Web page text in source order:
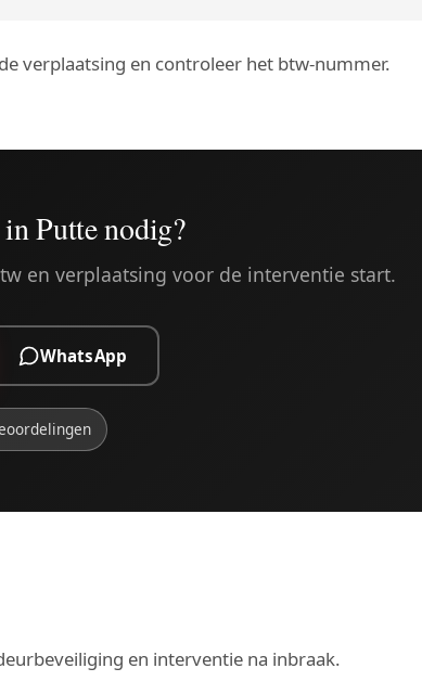
verplaatsing en controleer het btw-nummer.
Putte nodig?
en verplaatsing voor de interventie start.
WhatsApp
en interventie na inbraak.